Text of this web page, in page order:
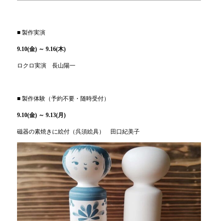
■ 製作実演
9.10(金) ～ 9.16(木)
ロクロ実演 長山陽一
■ 製作体験（予約不要・随時受付）
9.10(金) ～ 9.13(月)
磁器の素焼きに絵付（呉須絵具） 田口紀美子